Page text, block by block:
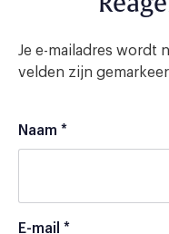
Je e-mailadres wordt
velden zijn
Naam *
E-mail *